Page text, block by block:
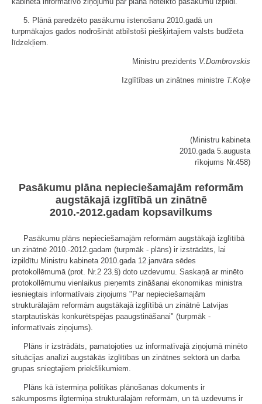
5. Plānā paredzēto pasākumu īstenošanu 2010.gadā un
turpmākajos gados nodrošināt atbilstoši piešķirtajiem valsts budžeta
līdzekļiem.
Ministru prezidents V.Dombrovskis
Izglītības un zinātnes ministre T.Koķe
(Ministru kabineta
2010.gada 5.augusta
rīkojums Nr.458)
Pasākumu plāna nepieciešamajām reformām
augstākajā izglītībā un zinātnē
2010.-2012.gadam kopsavilkums
Pasākumu plāns nepieciešamajām reformām augstākajā izglītībā
un zinātnē 2010.-2012.gadam (turpmāk - plāns) ir izstrādāts, lai
izpildītu Ministru kabineta 2010.gada 12.janvāra sēdes
protokollēmumā (prot. Nr.2 23.§) doto uzdevumu. Saskaņā ar minēto
protokollēmumu vienlaikus pieņemts zināšanai ekonomikas ministra
iesniegtais informatīvais ziņojums "Par nepieciešamajām
strukturālajām reformām augstākajā izglītībā un zinātnē Latvijas
starptautiskās konkurētspējas paaugstināšanai" (turpmāk -
informatīvais ziņojums).
Plāns ir izstrādāts, pamatojoties uz informatīvajā ziņojumā minēto
situācijas analīzi augstākās izglītības un zinātnes sektorā un darba
grupas sniegtajiem priekšlikumiem.
Plāns kā īstermiņa politikas plānošanas dokuments ir
sākumposms ilgtermiņa strukturālajām reformām, un tā uzdevums ir